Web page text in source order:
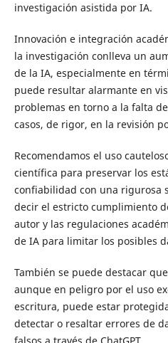
investigación asistida por IA.
Innovación e integración
la investigación conlleva un
de la IA, especialmente en
puede resultar alarmante en
problemas en torno a la falta
casos, de rigor, en la revisión
Recomendamos el uso
científica para preservar los
confiabilidad con una rigurosa
decir el estricto cumplimiento
autor y las regulaciones
de IA para limitar los posibles
También se puede destacar
aunque en peligro por el uso
escritura, puede estar
detectar o resaltar errores de